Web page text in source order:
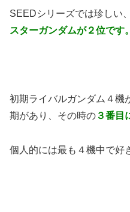
SEEDシリーズでは珍しい、
スターガンダムが２位です。
初期ライバルガンダム４機
期があり、その時の ３番目
個人的には最も４機中で好